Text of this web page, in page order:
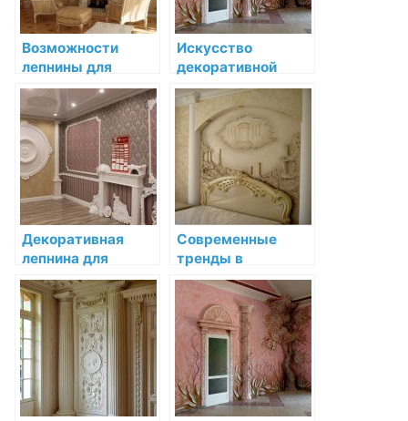
Возможности
лепнины для
создания уютного
интерьера
Искусство
декоративной
лепнины:
Орнаменты
лепнины в
интерьере
Декоративная
лепнина для
потолков: создаём
уникальный
интерьер
Современные
тренды в
декоративной
лепнине: арт-
решения для
дизайна
современного
интерьера